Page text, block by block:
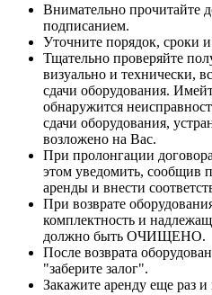
Внимательно прочитайте
подписанием.
Уточните порядок, сроки
Тщательно проверяйте
визуально и технически,
сдачи оборудования.
обнаружится
сдачи оборудования,
возложено на Вас.
При пролонгации
этом уведомить, сообщив
аренды и внести
При возврате
комплектность и
должно быть ОЧИЩЕНО.
После возврата
"заберите залог".
Закажите аренду еще раз и